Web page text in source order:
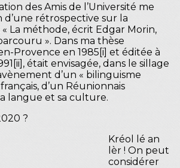
des Amis de l’Université me
d’une rétrospective sur la
La méthode, écrit Edgar Morin,
». Dans ma thèse
Provence en 1985[i] et éditée à
était envisagée, dans le sillage
d’un « bilinguisme
d’un Réunionnais
langue et sa culture.
?
Kréol lé an
lèr ! On peut
considérer